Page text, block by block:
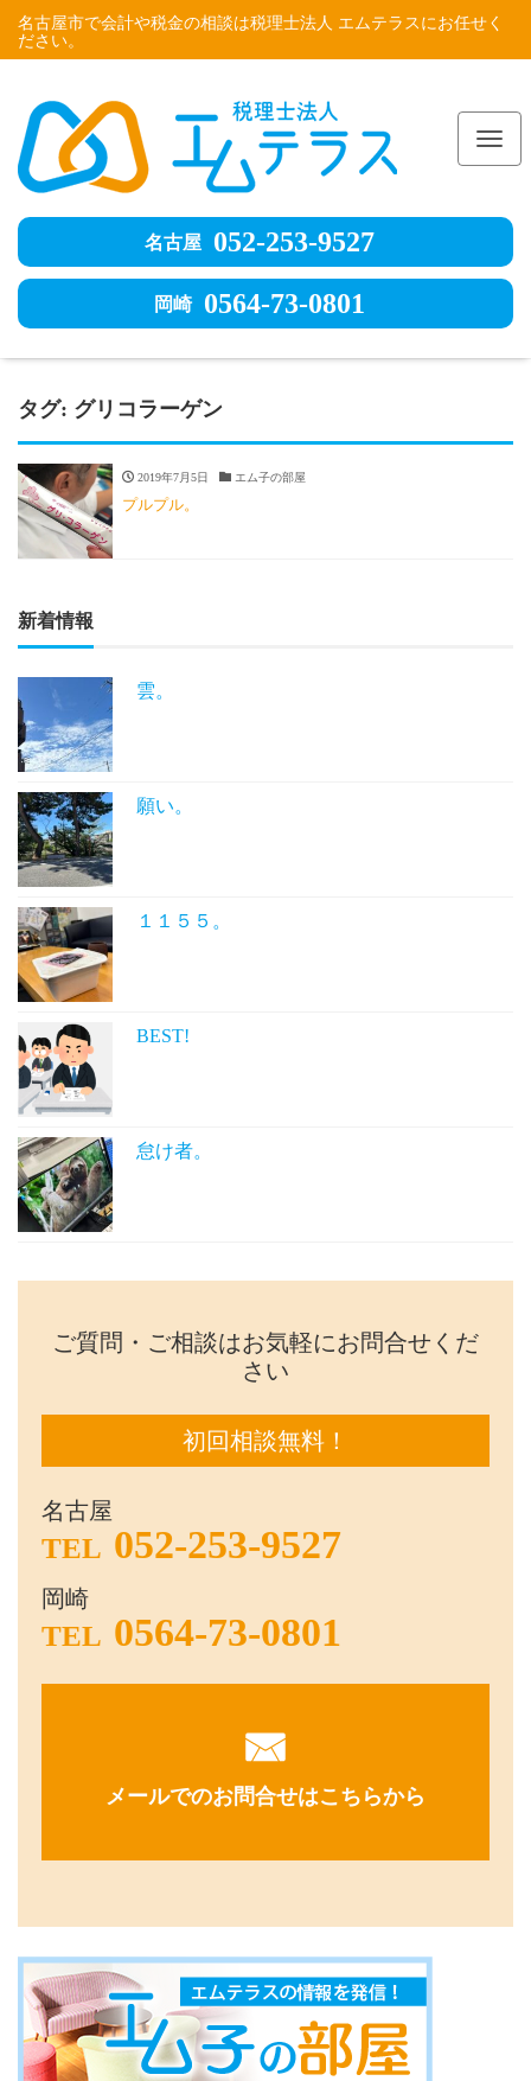
名古屋市で会計や税金の相談は税理士法人 エムテラスにお任せく
ださい。
名古屋 052-253-9527
岡崎 0564-73-0801
タグ: グリコラーゲン
2019年7月5日 エム子の部屋
プルプル。
新着情報
雲。
願い。
１１５５。
BEST!
怠け者。
ご質問・ご相談はお気軽にお問合せくだ
さい
初回相談無料！
名古屋
TEL 052-253-9527
岡崎
TEL 0564-73-0801
メールでのお問合せはこちらから